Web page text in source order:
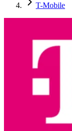
T-Mobile